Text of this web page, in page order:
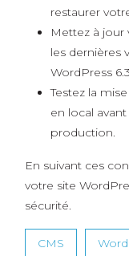
restaurer
Mettez à jour
les dernières
WordPress
Testez la
en local
production.
En suivant ces
votre site
sécurité.
CMS